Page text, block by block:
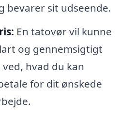
bevarer sit udseende.
En tatovør vil kunne
og gennemsigtigt
hvad du kan
for dit ønskede